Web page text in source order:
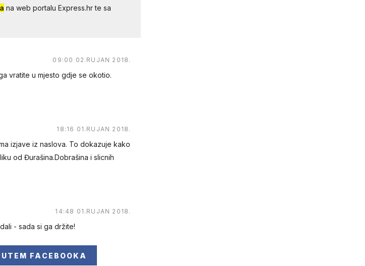
na web portalu Express.hr te sa
09:00 02.RUJAN 2018.
vratite u mjesto gdje se okotio.
18:16 01.RUJAN 2018.
izjave iz naslova. To dokazuje kako
od Đurašina.Dobrašina i slicnih
14:48 01.RUJAN 2018.
- sada si ga držite!
FACEBOOKA